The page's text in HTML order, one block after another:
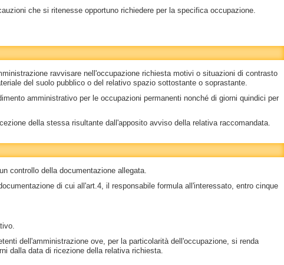
che si ritenesse opportuno richiedere per la specifica occupazione.
ravvisare nell'occupazione richiesta motivi o situazioni di contrasto
del suolo pubblico o del relativo spazio sottostante o soprastante.
amministrativo per le occupazioni permanenti nonché di giorni quindici per
della stessa risultante dall'apposito avviso della relativa raccomandata.
controllo della documentazione allegata.
di cui all'art.4, il responsabile formula all'interessato, entro cinque
dell'amministrazione ove, per la particolarità dell'occupazione, si renda
dalla data di ricezione della relativa richiesta.